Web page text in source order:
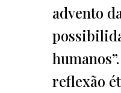
advento
reflexão